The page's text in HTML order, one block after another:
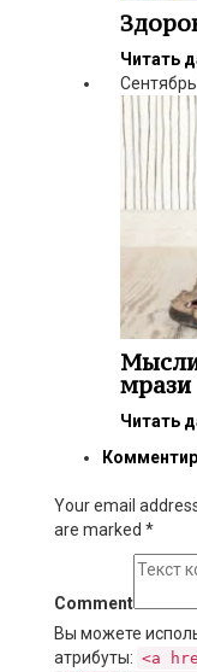
Читать
Сентябрь
Мысли
мрази
Читать
Your email
are marked *
Comment
Вы можете
атрибуты: <a